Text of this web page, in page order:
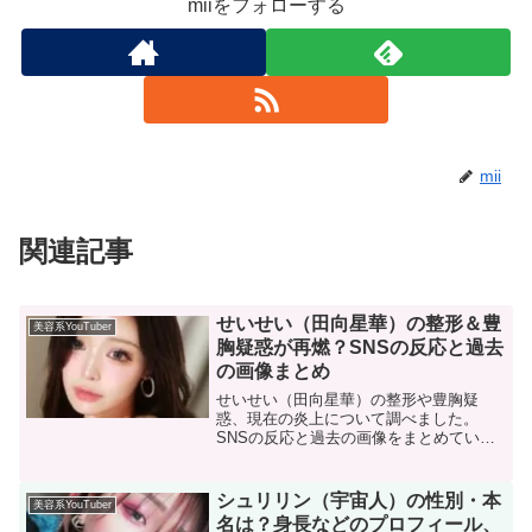
miiをフォローする
mii
関連記事
美容系YouTuber
せいせい（田向星華）の整形＆豊
胸疑惑が再燃？SNSの反応と過去
の画像まとめ
せいせい（田向星華）の整形や豊胸疑
惑、現在の炎上について調べました。
SNSの反応と過去の画像をまとめていま
美容系YouTuber
シュリリン（宇宙人）の性別・本
名は？身長などのプロフィール、